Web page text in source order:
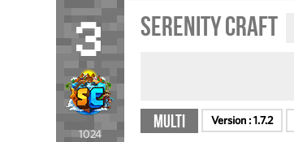
3
1024
Serenity Craft
Multi Version :1.7.2